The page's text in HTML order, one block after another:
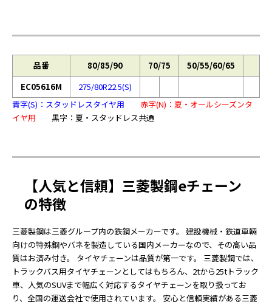
品番 80/85/90 70/75
50/55/60/65
EC05616M
275/80R22.5(S)
青字(S)：スタッドレスタイヤ用
赤字(N)：夏・オールシーズンタ
イヤ用 黒字：夏・スタッドレス共通
【人気と信頼】三菱製鋼eチェーン
の特徴
三菱製鋼は三菱グループ内の鉄鋼メーカーです。 建設機械・鉄道車輛
向けの特殊鋼やバネを製造している国内メーカーなので、その高い品
質はお済み付き。 タイヤチェーンは品質が第一です。 三菱製鋼では、
トラックバス用タイヤチェーンとしてはもちろん、2tから25tトラック
車、人気のSUVまで幅広く対応するタイヤチェーンを取り扱ってお
り、全国の運送会社で使用されています。 安心と信頼実績がある三菱